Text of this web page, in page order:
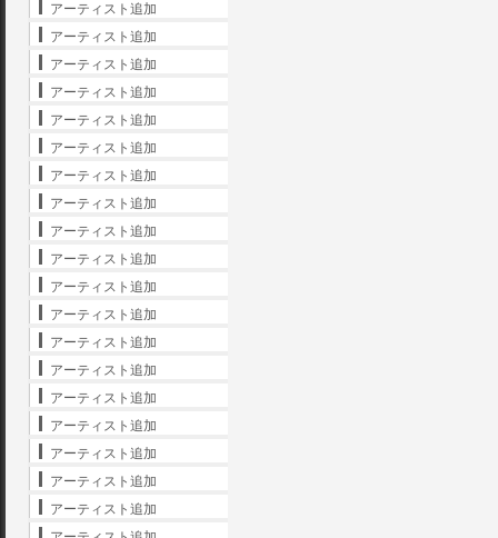
アーティスト追加
アーティスト追加
アーティスト追加
アーティスト追加
アーティスト追加
アーティスト追加
アーティスト追加
アーティスト追加
アーティスト追加
アーティスト追加
アーティスト追加
アーティスト追加
アーティスト追加
アーティスト追加
アーティスト追加
アーティスト追加
アーティスト追加
アーティスト追加
アーティスト追加